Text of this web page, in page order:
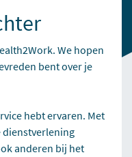
We hopen
bent over je
hebt ervaren. Met
dienstverlening
anderen bij het